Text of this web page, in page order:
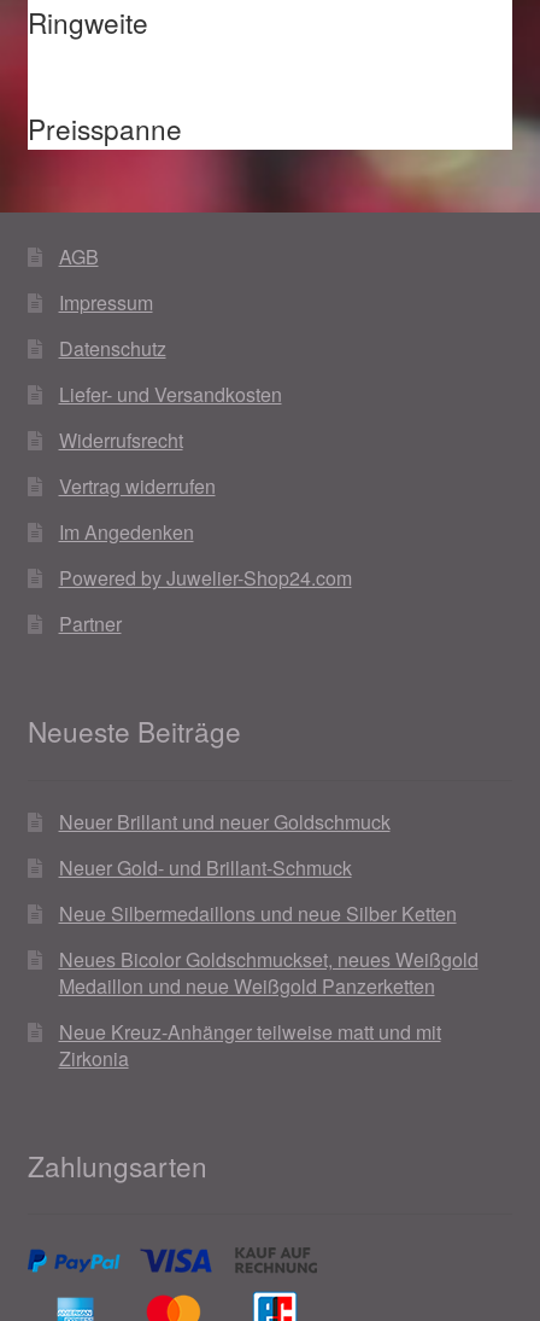
Ringweite
Preisspanne
AGB
Impressum
Datenschutz
Liefer- und Versandkosten
Widerrufsrecht
Vertrag widerrufen
Im Angedenken
Powered by Juwelier-Shop24.com
Partner
Neueste Beiträge
Neuer Brillant und neuer Goldschmuck
Neuer Gold- und Brillant-Schmuck
Neue Silbermedaillons und neue Silber Ketten
Neues Bicolor Goldschmuckset, neues Weißgold
Medaillon und neue Weißgold Panzerketten
Neue Kreuz-Anhänger teilweise matt und mit
Zirkonia
Zahlungsarten